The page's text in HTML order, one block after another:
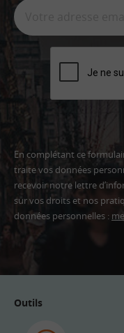
En complétant ce
traite vos données
recevoir notre lettre
sur vos droits et nos
données personnelles :
Outils